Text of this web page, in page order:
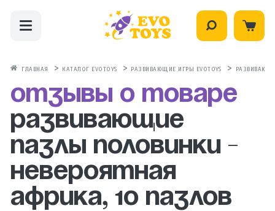
ГЛАВНАЯ КАТАЛОГ EVOTOYS РАЗВИВАЮЩИЕ ИГРЫ EVOTOYS
Отзывы о товаре
Развивающие
пазлы половинки -
Невероятная
Африка, 10 пазлов